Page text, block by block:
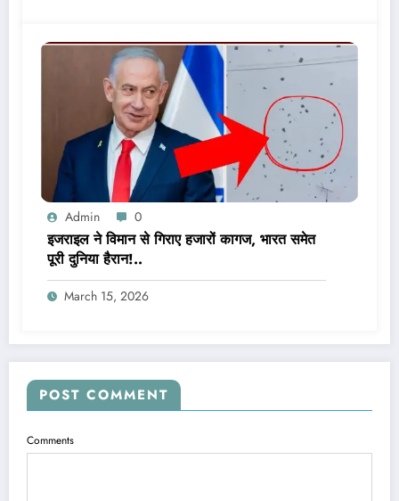
Admin 0
इजराइल ने विमान से गिराए हजारों कागज, भारत समेत
पूरी दुनिया हैरान!..
March 15, 2026
POST COMMENT
Comments